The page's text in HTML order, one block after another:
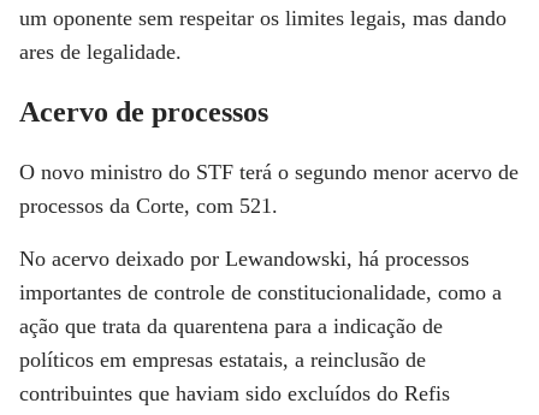
um oponente sem respeitar os limites legais, mas dando
ares de legalidade.
Acervo de processos
O novo ministro do STF terá o segundo menor acervo de
processos da Corte, com 521.
No acervo deixado por Lewandowski, há processos
importantes de controle de constitucionalidade, como a
ação que trata da quarentena para a indicação de
políticos em empresas estatais, a reinclusão de
contribuintes que haviam sido excluídos do Refis